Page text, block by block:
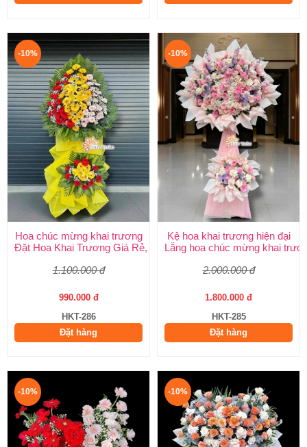
-10%
Hoa chúc mừng khai trương
Đặt Hoa Khai Trương Giá Rẻ, Đẹp Sang Trọng – Shop Hoa Khai
1.100.000 đ
990.000 đ
HKT-286
Đặt hàng
-10%
Kệ hoa khai trương hiện đại
Lẵng hoa chúc mừng khai
2.000.000 đ
1.800.000 đ
HKT-285
Đặt hàng
-10% -10%